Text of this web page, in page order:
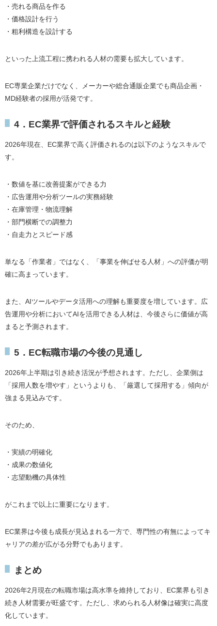
・売れる商品を作る
・価格設計を行う
・粗利構造を設計する
といった上流工程に携われる人材の需要も拡大しています。
EC専業企業だけでなく、メーカーや総合通販企業でも商品企画・
MD経験者の採用が活発です。
4．EC業界で評価されるスキルと経験
2026年現在、EC業界で高く評価されるのは以下のようなスキルで
す。
・数値を基に改善提案ができる力
・広告運用や分析ツールの実務経験
・在庫管理・物流理解
・部門横断での調整力
・自走力とスピード感
単なる「作業者」ではなく、「事業を伸ばせる人材」への評価が明
確に高まっています。
また、AIツールやデータ活用への理解も重要度を増しています。広
告運用や分析においてAIを活用できる人材は、今後さらに価値が高
まると予測されます。
5．EC転職市場の今後の見通し
2026年上半期は引き続き活況が予想されます。ただし、企業側は
「採用人数を増やす」というよりも、「厳選して採用する」傾向が
強まる見込みです。
そのため、
・実績の明確化
・成果の数値化
・志望動機の具体性
がこれまで以上に重要になります。
EC業界は今後も成長が見込まれる一方で、専門性の有無によってキ
ャリアの差が広がる分野でもあります。
まとめ
2026年2月現在の転職市場は高水準を維持しており、EC業界も引き
続き人材需要が旺盛です。ただし、求められる人材像は確実に高度
化しています。